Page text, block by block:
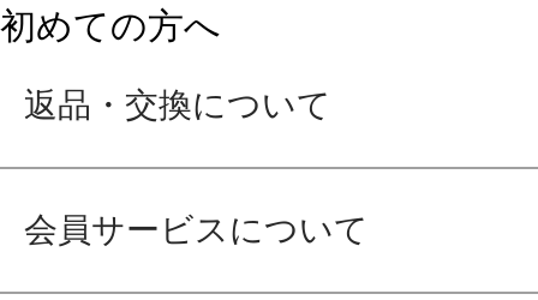
初めての方へ
返品・交換について
会員サービスについて